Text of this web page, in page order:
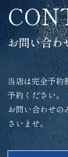
お問い合わ
当店は完全予約
予約ください。
お問い合わせ
さいませ。